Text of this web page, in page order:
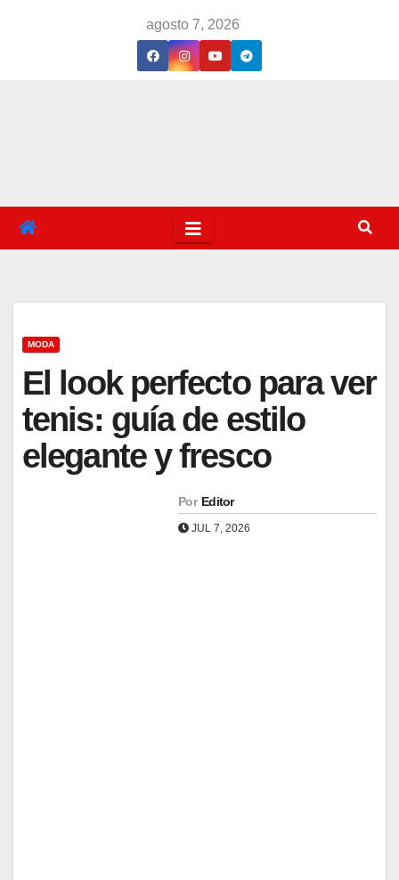
agosto 7, 2026
MODA
El look perfecto para ver
tenis: guía de estilo
elegante y fresco
Por Editor
JUL 7, 2026